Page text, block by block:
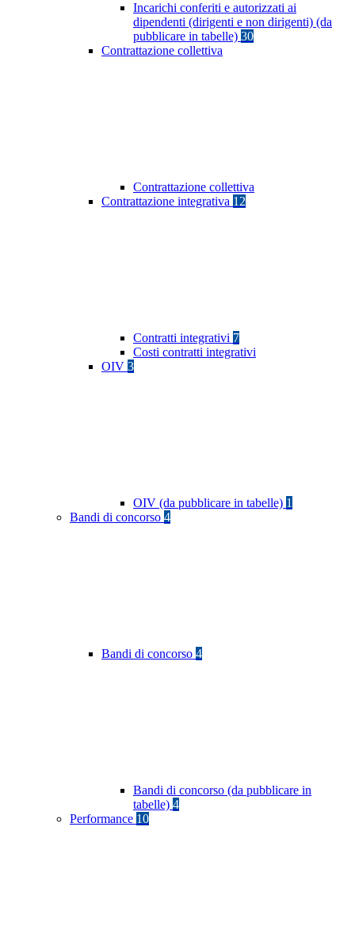
Incarichi conferiti e autorizzati ai
dipendenti (dirigenti e non dirigenti) (da
pubblicare in tabelle) 30
Contrattazione collettiva
Contrattazione collettiva
Contrattazione integrativa 12
Contratti integrativi 7
Costi contratti integrativi
OIV 3
OIV (da pubblicare in tabelle) 1
Bandi di concorso 4
Bandi di concorso 4
Bandi di concorso (da pubblicare in
tabelle) 4
Performance 10